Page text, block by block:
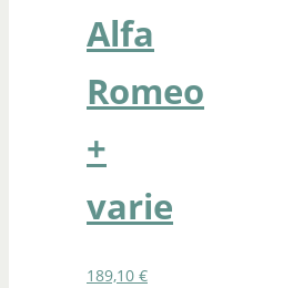
Alfa
Romeo
+
varie
189,10 €